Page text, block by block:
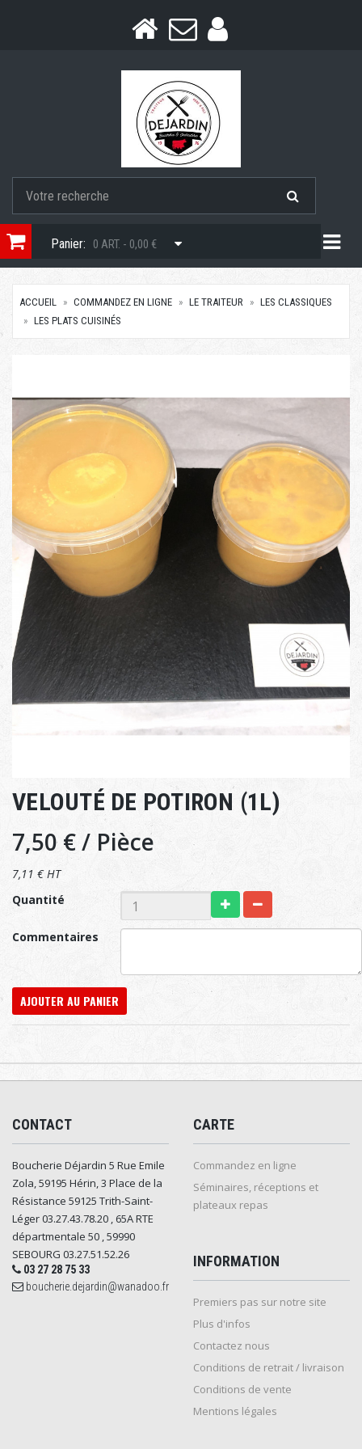
Panier: 0 ART. - 0,00 €
ACCUEIL COMMANDEZ EN LIGNE LE TRAITEUR
LES CLASSIQUES
LES PLATS CUISINÉS
VELOUTÉ DE POTIRON (1L)
7,50 €/ Pièce
7,11 € HT
Quantité
Commentaires
AJOUTER AU PANIER
CONTACT
Boucherie Déjardin 5 Rue Emile
Zola, 59195 Hérin, 3 Place de la
Résistance 59125 Trith-Saint-
Léger 03.27.43.78.20 , 65A RTE
départmentale 50 , 59990
SEBOURG 03.27.51.52.26
03 27 28 75 33
boucherie.dejardin@wanadoo.fr
CARTE
Commandez en ligne
Séminaires, réceptions et
plateaux repas
INFORMATION
Premiers pas sur notre site
Plus d'infos
Contactez nous
Conditions de retrait / livraison
Conditions de vente
Mentions légales